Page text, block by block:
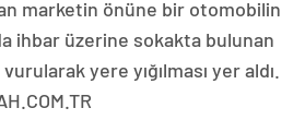
marketin önüne bir otomobilin
ihbar üzerine sokakta bulunan
yere yığılması yer aldı.